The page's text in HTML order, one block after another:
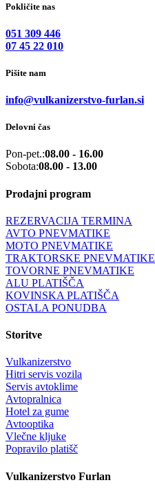
Pokličite nas
051 309 446
07 45 22 010
Pišite nam
info@vulkanizerstvo-furlan.si
Delovni čas
Pon-pet.:08.00 - 16.00
Sobota:08.00 - 13.00
Prodajni program
REZERVACIJA TERMINA
AVTO PNEVMATIKE
MOTO PNEVMATIKE
TRAKTORSKE PNEVMATIKE
TOVORNE PNEVMATIKE
ALU PLATIŠČA
KOVINSKA PLATIŠČA
OSTALA PONUDBA
Storitve
Vulkanizerstvo
Hitri servis vozila
Servis avtoklime
Avtopralnica
Hotel za gume
Avtooptika
Vlečne kljuke
Popravilo platišč
Vulkanizerstvo Furlan